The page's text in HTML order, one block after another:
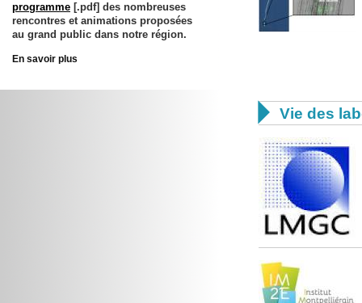
programme [.pdf] des nombreuses
rencontres et animations proposées
au grand public dans notre région.
En savoir plus
 Vie des